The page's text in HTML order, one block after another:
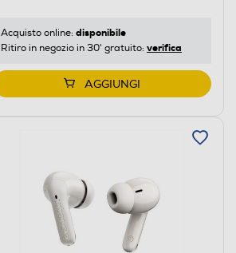
Acquisto online: disponibile
Ritiro in negozio in 30' gratuito: verifica
AGGIUNGI